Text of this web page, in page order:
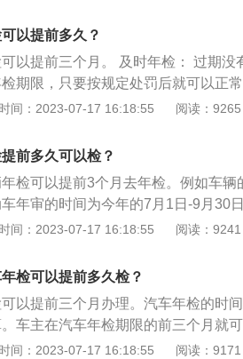
公司代码证及代办人的身份证明。年
记录，如有到交警队缴清违章；2.应
以提前多久？
以提前三个月。 及时年检： 过期
期限，只要按规定处罚后就可以正
检验，一旦被发现，将由公安交通
证破损不全、字迹不清或自行仿制号
批和变更手续者；未按照规定喷写单
报器、标志灯具者；未按照规定缴
间：2023-07-17 16:18:55 阅读：9265
前多久可以检？
检可以提前3个月去年检。例如车
年审的时间为今年的7月1日-9月30
的就是查看行驶证和交强险电子保
验的有效期。年检的注意事项：年
格，车管所应收缴其行车牌证，不准
车辆，不准在道路上行驶，也不准
车辆，不予检验，并收回牌证，注销
间：2023-07-17 16:18:55 阅读：9241
检可以提前多久检？
以提前三个月办理。汽车年检的时
车主在汽车年检期限的前三个月就
检时间。有效预防在汽车年检到期
间：2023-07-17 16:18:55 阅读：9171